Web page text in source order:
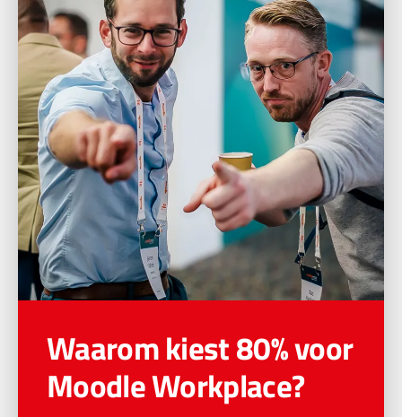
Waarom kiest 80% voor
Moodle Workplace?